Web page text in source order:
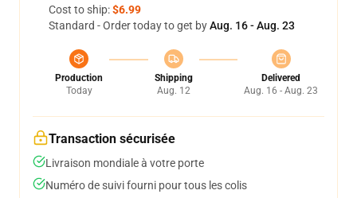
Cost to ship:$6.99
Standard - Order today to get byAug. 16 - Aug. 23
Production
Today
Shipping
Aug. 12
Delivered
Aug. 16 - Aug. 23
Transaction sécurisée
Livraison mondiale à votre porte
Numéro de suivi fourni pour tous les colis